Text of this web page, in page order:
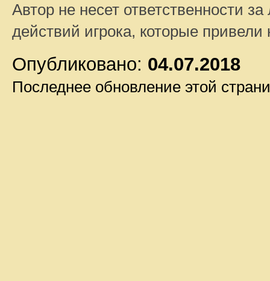
Автор не несет ответственности
действий игрока, которые
Опубликовано: 04.07.2018
Последнее обновление этой